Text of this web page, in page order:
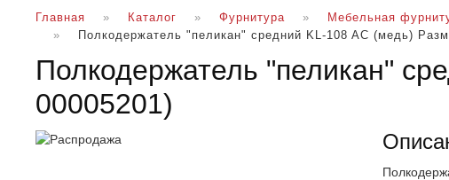
Главная Каталог Фурнитура Мебельная
Полкодержатель "пеликан" средний KL-108 AC (медь)
Полкодержатель "пеликан"
00005201)